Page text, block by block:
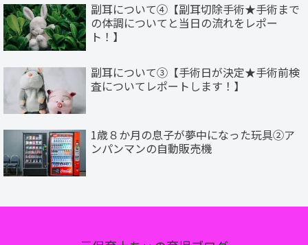
副耳について④【副耳切除手術★手術まで
の体調についてと当日の流れをレポー
ト！】
副耳について③【手術日が決定★手術前検
査についてレポートします！】
1歳８か月の息子が夢中になった玩具②ア
ンパンマンの自動販売機